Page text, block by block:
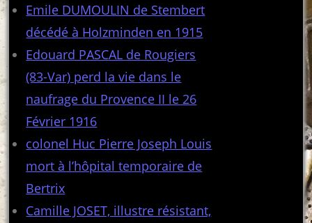
Emile DUMOULIN de Stembert
décédé à Holzminden en 1915
Edouard PASCAL de Rougiers
(83-Var) perd la vie dans le
naufrage du Provence II le 26
Février 1916
colonel Huc Pierre Joseph Louis
mort à l’hôpital temporaire de
Bertrix
Camille JOSET, illustre résistant,